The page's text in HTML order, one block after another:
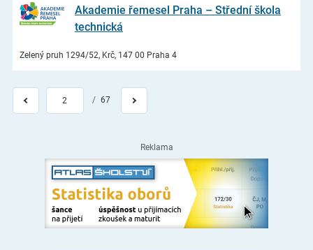
Akademie řemesel Praha – Střední škola
technická
Zelený pruh 1294/52, Krč, 147 00 Praha 4
2 / 67
Reklama